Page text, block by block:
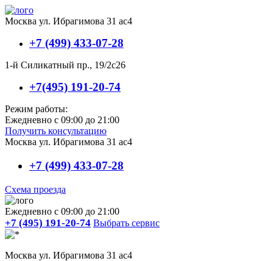
Москва ул. Ибрагимова 31 ас4
+7 (499) 433-07-28
1-й Силикатный пр., 19/2с26
+7(495) 191-20-74
Режим работы:
Ежедневно с 09:00 до 21:00
Получить консультацию
Москва ул. Ибрагимова 31 ас4
+7 (499) 433-07-28
Схема проезда
Ежедневно с 09:00 до 21:00
+7 (495) 191-20-74 Выбрать сервис
Москва ул. Ибрагимова 31 ас4